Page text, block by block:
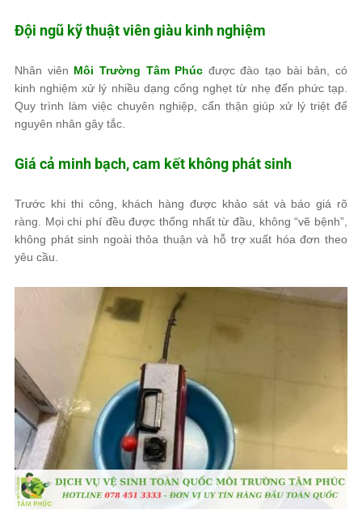
Đội ngũ kỹ thuật viên giàu kinh nghiệm
Nhân viên Môi Trường Tâm Phúc được đào tạo bài bản, có
kinh nghiệm xử lý nhiều dạng cống nghẹt từ nhẹ đến phức tạp.
Quy trình làm việc chuyên nghiệp, cẩn thận giúp xử lý triệt để
nguyên nhân gây tắc.
Giá cả minh bạch, cam kết không phát sinh
Trước khi thi công, khách hàng được khảo sát và báo giá rõ
ràng. Mọi chi phí đều được thống nhất từ đầu, không “vẽ bệnh”,
không phát sinh ngoài thỏa thuận và hỗ trợ xuất hóa đơn theo
yêu cầu.